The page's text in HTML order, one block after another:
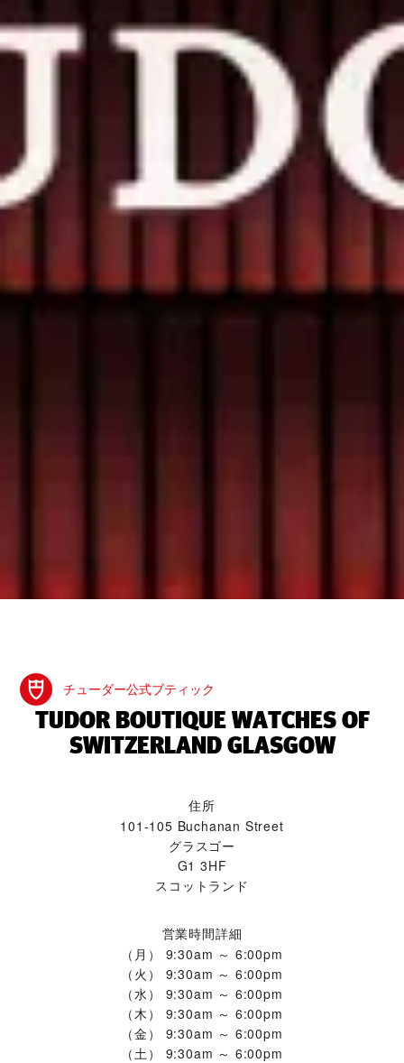
チューダー公式ブティック
‭TUDOR BOUTIQUE WATCHES OF
SWITZERLAND GLASGOW‬
住所
101-105 Buchanan Street
グラスゴー
G1 3HF
スコットランド
営業時間詳細
（月）
9:30am ～ 6:00pm
（火）
9:30am ～ 6:00pm
（水）
9:30am ～ 6:00pm
（木）
9:30am ～ 6:00pm
（金）
9:30am ～ 6:00pm
（土）
9:30am ～ 6:00pm